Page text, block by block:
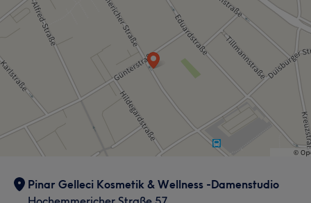
Pinar Gelleci Kosmetik & Wellness -Damenstudio